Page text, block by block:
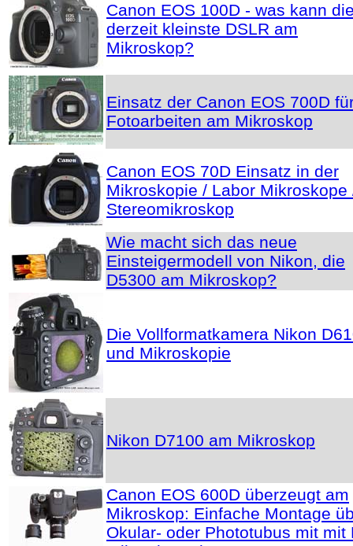
Canon EOS 100D - was kann
derzeit kleinste DSLR am
Mikroskop?
Einsatz der Canon EOS 700D
Fotoarbeiten am Mikroskop
Canon EOS 70D Einsatz in der
Mikroskopie / Labor Mikroskope
Stereomikroskop
Wie macht sich das neue
Einsteigermodell von Nikon, die
D5300 am Mikroskop?
Die Vollformatkamera Nikon
und Mikroskopie
Nikon D7100 am Mikroskop
Canon EOS 600D überzeugt am
Mikroskop: Einfache Montage
Okular- oder Phototubus mit mit